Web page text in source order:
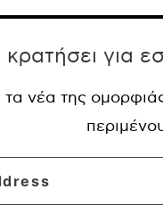
για
τα νέα της